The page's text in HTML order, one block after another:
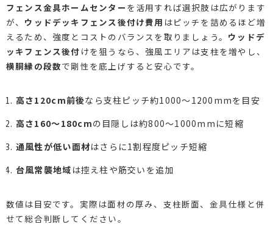
フェンス金具ホームセンター を活用すれば選択肢は広がります
が、 ウッドデッキフェンス後付け費用 はピッチを詰めるほど増
えるため、強度とコストのバランスを取りましょう。 ウッドデ
ッキフェンス後付 けを狙うなら、強風エリアは支柱を増やし、
横胴縁の段数で剛性を底上げすると安心です。
高さ120cm前後なら支柱ピッチ約1000〜1200mmを目安
高さ160〜180cmの目隠しは約800〜1000mmに短縮
通風性が低い面材はさらに1割程度ピッチ短縮
台風常襲地域 は控え柱や筋交いを追加
数値は目安です。実際は面材の厚み、支柱断面、金具仕様と併
せて総合判断してください。